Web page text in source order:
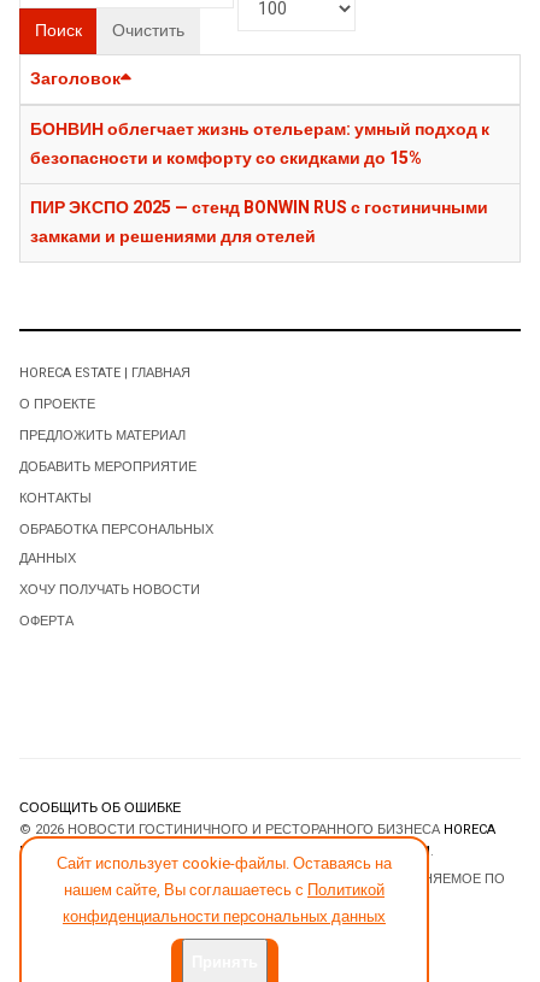
Поиск Очистить
Заголовок
БОНВИН облегчает жизнь отельерам: умный подход к
безопасности и комфорту со скидками до 15%
ПИР ЭКСПО 2025 — стенд BONWIN RUS с гостиничными
замками и решениями для отелей
Сайт использует cookie-файлы. Оставаясь на
нашем сайте, Вы соглашаетесь с Политикой
конфиденциальности персональных данных
HORECA ESTATE | ГЛАВНАЯ
О ПРОЕКТЕ
ПРЕДЛОЖИТЬ МАТЕРИАЛ
ДОБАВИТЬ МЕРОПРИЯТИЕ
КОНТАКТЫ
ОБРАБОТКА ПЕРСОНАЛЬНЫХ
ДАННЫХ
ХОЧУ ПОЛУЧАТЬ НОВОСТИ
ОФЕРТА
СООБЩИТЬ ОБ ОШИБКЕ
© 2026 НОВОСТИ ГОСТИНИЧНОГО И РЕСТОРАННОГО БИЗНЕСА HORECA
ESTATE
JOOMLART.COM.
- ПРОГРАММНОЕ ОБЕСПЕЧЕНИЕ, РАСПРОСТРАНЯЕМОЕ ПО
ЛИЦЕНЗИИGNU GENERAL PUBLIC LICENSE